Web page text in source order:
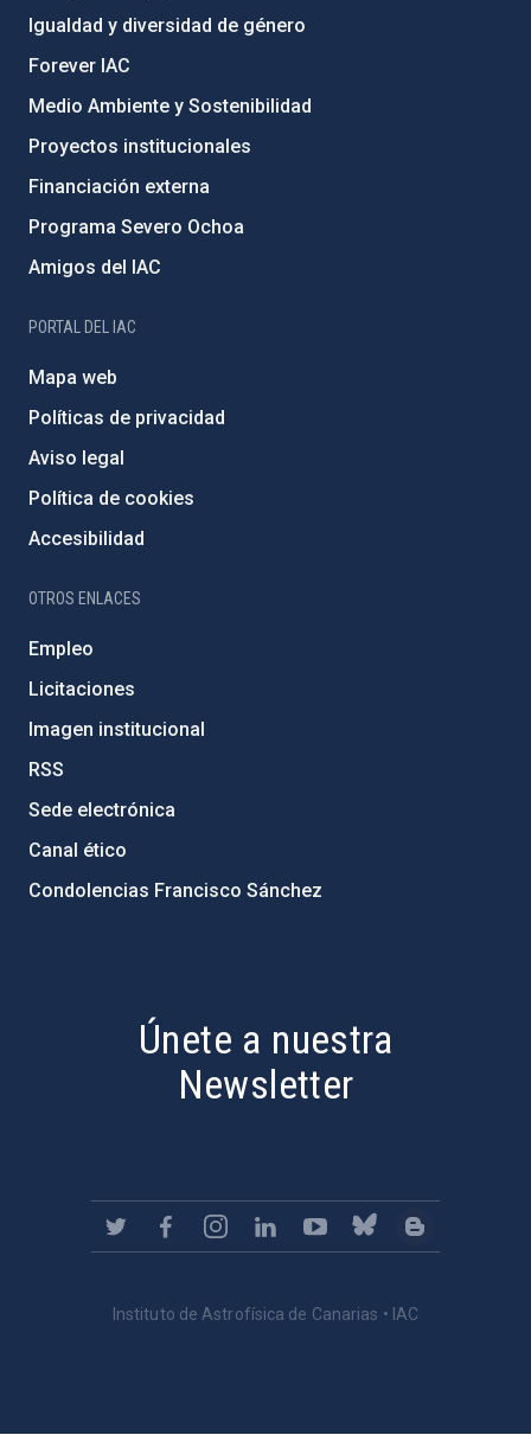
Igualdad y diversidad de género
Forever IAC
Medio Ambiente y Sostenibilidad
Proyectos institucionales
Financiación externa
Programa Severo Ochoa
Amigos del IAC
PORTAL DEL IAC
Mapa web
Políticas de privacidad
Aviso legal
Política de cookies
Accesibilidad
OTROS ENLACES
Empleo
Licitaciones
Imagen institucional
RSS
Sede electrónica
Canal ético
Condolencias Francisco Sánchez
Únete a nuestra
Newsletter
Instituto de Astrofísica de Canarias • IAC